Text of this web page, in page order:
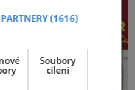
(1616)
Soubory
cílení